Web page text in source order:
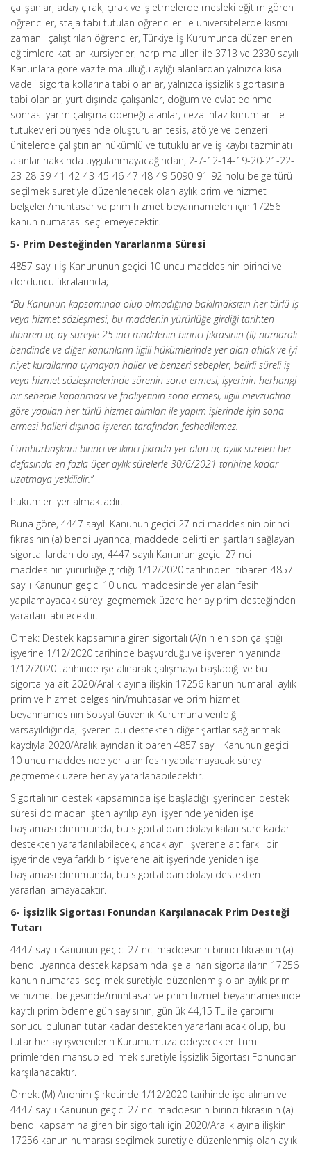
çalışanlar, aday çırak, çırak ve işletmelerde mesleki eğitim gören
öğrenciler, staja tabi tutulan öğrenciler ile üniversitelerde kısmi
zamanlı çalıştırılan öğrenciler, Türkiye İş Kurumunca düzenlenen
eğitimlere katılan kursiyerler, harp malulleri ile 3713 ve 2330 sayılı
Kanunlara göre vazife malullüğü aylığı alanlardan yalnızca kısa
vadeli sigorta kollarına tabi olanlar, yalnızca işsizlik sigortasına
tabi olanlar, yurt dışında çalışanlar, doğum ve evlat edinme
sonrası yarım çalışma ödeneği alanlar, ceza infaz kurumları ile
tutukevleri bünyesinde oluşturulan tesis, atölye ve benzeri
ünitelerde çalıştırılan hükümlü ve tutuklular ve iş kaybı tazminatı
alanlar hakkında uygulanmayacağından, 2-7-12-14-19-20-21-22-
23-28-39-41-42-43-45-46-47-48-49-5090-91-92 nolu belge türü
seçilmek suretiyle düzenlenecek olan aylık prim ve hizmet
belgeleri/muhtasar ve prim hizmet beyannameleri için 17256
kanun numarası seçilemeyecektir.
5- Prim Desteğinden Yararlanma Süresi
4857 sayılı İş Kanununun geçici 10 uncu maddesinin birinci ve
dördüncü fıkralarında;
“Bu Kanunun kapsamında olup olmadığına bakılmaksızın her türlü iş
veya hizmet sözleşmesi, bu maddenin yürürlüğe girdiği tarihten
itibaren üç ay süreyle 25 inci maddenin birinci fıkrasının (II) numaralı
bendinde ve diğer kanunların ilgili hükümlerinde yer alan ahlak ve iyi
niyet kurallarına uymayan haller ve benzeri sebepler, belirli süreli iş
veya hizmet sözleşmelerinde sürenin sona ermesi, işyerinin herhangi
bir sebeple kapanması ve faaliyetinin sona ermesi, ilgili mevzuatına
göre yapılan her türlü hizmet alımları ile yapım işlerinde işin sona
ermesi halleri dışında işveren tarafından feshedilemez.
Cumhurbaşkanı birinci ve ikinci fıkrada yer alan üç aylık süreleri her
defasında en fazla üçer aylık sürelerle 30/6/2021 tarihine kadar
uzatmaya yetkilidir.”
hükümleri yer almaktadır.
Buna göre, 4447 sayılı Kanunun geçici 27 nci maddesinin birinci
fıkrasının (a) bendi uyarınca, maddede belirtilen şartları sağlayan
sigortalılardan dolayı, 4447 sayılı Kanunun geçici 27 nci
maddesinin yürürlüğe girdiği 1/12/2020 tarihinden itibaren 4857
sayılı Kanunun geçici 10 uncu maddesinde yer alan fesih
yapılamayacak süreyi geçmemek üzere her ay prim desteğinden
yararlanılabilecektir.
Örnek: Destek kapsamına giren sigortalı (A)’nın en son çalıştığı
işyerine 1/12/2020 tarihinde başvurduğu ve işverenin yanında
1/12/2020 tarihinde işe alınarak çalışmaya başladığı ve bu
sigortalıya ait 2020/Aralık ayına ilişkin 17256 kanun numaralı aylık
prim ve hizmet belgesinin/muhtasar ve prim hizmet
beyannamesinin Sosyal Güvenlik Kurumuna verildiği
varsayıldığında, işveren bu destekten diğer şartlar sağlanmak
kaydıyla 2020/Aralık ayından itibaren 4857 sayılı Kanunun geçici
10 uncu maddesinde yer alan fesih yapılamayacak süreyi
geçmemek üzere her ay yararlanabilecektir.
Sigortalının destek kapsamında işe başladığı işyerinden destek
süresi dolmadan işten ayrılıp aynı işyerinde yeniden işe
başlaması durumunda, bu sigortalıdan dolayı kalan süre kadar
destekten yararlanılabilecek, ancak aynı işverene ait farklı bir
işyerinde veya farklı bir işverene ait işyerinde yeniden işe
başlaması durumunda, bu sigortalıdan dolayı destekten
yararlanılamayacaktır.
6- İşsizlik Sigortası Fonundan Karşılanacak Prim Desteği
Tutarı
4447 sayılı Kanunun geçici 27 nci maddesinin birinci fıkrasının (a)
bendi uyarınca destek kapsamında işe alınan sigortalıların 17256
kanun numarası seçilmek suretiyle düzenlenmiş olan aylık prim
ve hizmet belgesinde/muhtasar ve prim hizmet beyannamesinde
kayıtlı prim ödeme gün sayısının, günlük 44,15 TL ile çarpımı
sonucu bulunan tutar kadar destekten yararlanılacak olup, bu
tutar her ay işverenlerin Kurumumuza ödeyecekleri tüm
primlerden mahsup edilmek suretiyle İşsizlik Sigortası Fonundan
karşılanacaktır.
Örnek: (M) Anonim Şirketinde 1/12/2020 tarihinde işe alınan ve
4447 sayılı Kanunun geçici 27 nci maddesinin birinci fıkrasının (a)
bendi kapsamına giren bir sigortalı için 2020/Aralık ayına ilişkin
17256 kanun numarası seçilmek suretiyle düzenlenmiş olan aylık